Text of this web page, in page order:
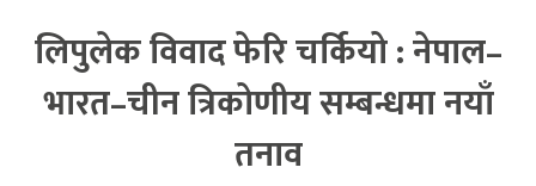
लिपुलेक विवाद फेरि चर्कियो : नेपाल–
भारत–चीन त्रिकोणीय सम्बन्धमा नयाँ
तनाव